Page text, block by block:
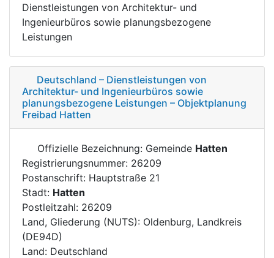
Dienstleistungen von Architektur- und
Ingenieurbüros sowie planungsbezogene
Leistungen
Deutschland – Dienstleistungen von
Architektur- und Ingenieurbüros sowie
planungsbezogene Leistungen – Objektplanung
Freibad Hatten
Offizielle Bezeichnung: Gemeinde Hatten
Registrierungsnummer: 26209
Postanschrift: Hauptstraße 21
Stadt: Hatten
Postleitzahl: 26209
Land, Gliederung (NUTS): Oldenburg, Landkreis
(DE94D)
Land: Deutschland